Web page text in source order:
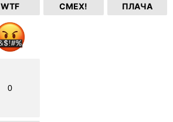
WTF СМЕХ! ПЛАЧА
0